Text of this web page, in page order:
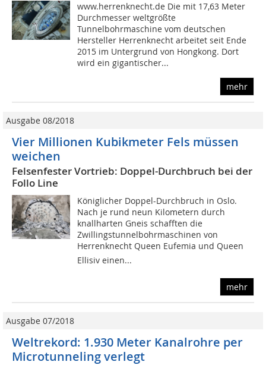
www.herrenknecht.de Die mit 17,63 Meter
Durchmesser weltgrößte
Tunnelbohrmaschine vom deutschen
Hersteller Herrenknecht arbeitet seit Ende
2015 im Untergrund von Hongkong. Dort
wird ein gigantischer...
mehr
Ausgabe 08/2018
Vier Millionen Kubikmeter Fels müssen
weichen
Felsenfester Vortrieb: Doppel-Durchbruch bei der
Follo Line
Königlicher Doppel-Durchbruch in Oslo.
Nach je rund neun Kilometern durch
knallharten Gneis schafften die
Zwillingstunnelbohrmaschinen von
Herrenknecht Queen Eufemia und Queen
Ellisiv einen...
mehr
Ausgabe 07/2018
Weltrekord: 1.930 Meter Kanalrohre per
Microtunneling verlegt